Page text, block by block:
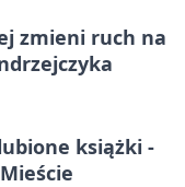
zmieni ruch na
książki -